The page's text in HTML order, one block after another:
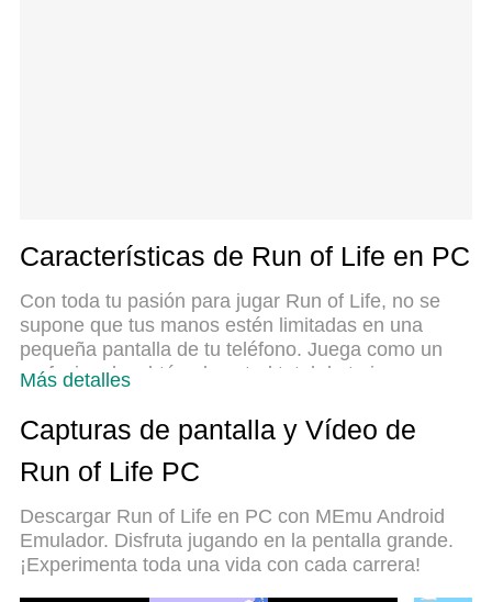
Características de Run of Life en PC
Con toda tu pasión para jugar Run of Life, no se
supone que tus manos estén limitadas en una
pequeña pantalla de tu teléfono. Juega como un
profesional y obtén el control total de tu juego con
cosas que espera. Descargar y jugar Run of Life en
PC. Juega todo el tiempo que quieras, sin más
limitaciones de batería, datos móviles y llamadas
para jugar Run of Life en PC. Preparado con
nuestra experiencia, el exquisito sistema de
keymapping preestablecido convierte a Run of Life
Más detalles
Capturas de pantalla y Vídeo de
Run of Life PC
Descargar Run of Life en PC con MEmu Android
Emulador. Disfruta jugando en la pentalla grande.
¡Experimenta toda una vida con cada carrera!